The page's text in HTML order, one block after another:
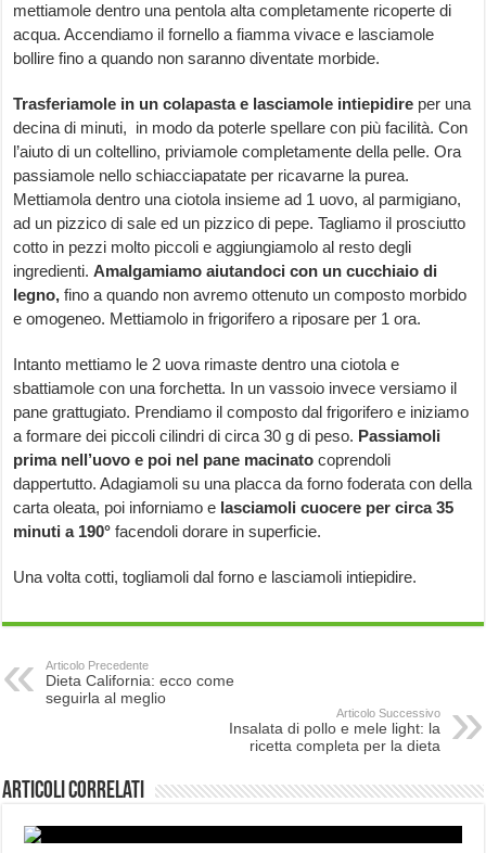
mettiamole dentro una pentola alta completamente ricoperte di
acqua. Accendiamo il fornello a fiamma vivace e lasciamole
bollire fino a quando non saranno diventate morbide.
Trasferiamole in un colapasta e lasciamole intiepidire per una
decina di minuti, in modo da poterle spellare con più facilità. Con
l’aiuto di un coltellino, priviamole completamente della pelle. Ora
passiamole nello schiacciapatate per ricavarne la purea.
Mettiamola dentro una ciotola insieme ad 1 uovo, al parmigiano,
ad un pizzico di sale ed un pizzico di pepe. Tagliamo il prosciutto
cotto in pezzi molto piccoli e aggiungiamolo al resto degli
ingredienti.Amalgamiamo aiutandoci con un cucchiaio di
legno, fino a quando non avremo ottenuto un composto morbido
e omogeneo. Mettiamolo in frigorifero a riposare per 1 ora.
Intanto mettiamo le 2 uova rimaste dentro una ciotola e
sbattiamole con una forchetta. In un vassoio invece versiamo il
pane grattugiato. Prendiamo il composto dal frigorifero e iniziamo
a formare dei piccoli cilindri di circa 30 g di peso. Passiamoli
prima nell’uovo e poi nel pane macinatocoprendoli
dappertutto. Adagiamoli su una placca da forno foderata con della
carta oleata, poi inforniamo e lasciamoli cuocere per circa 35
minuti a 190° facendoli dorare in superficie.
Una volta cotti, togliamoli dal forno e lasciamoli intiepidire.
Articolo Precedente
Dieta California: ecco come
seguirla al meglio
Articolo Successivo
Insalata di pollo e mele light: la
ricetta completa per la dieta
Articoli correlati